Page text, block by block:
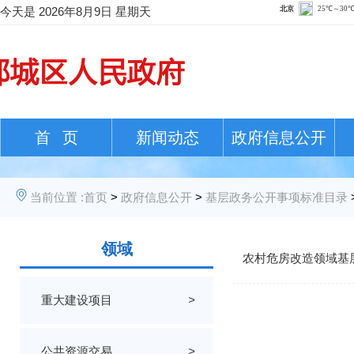
今天是 2026年8月9日 星期天
首 页 新闻动态 政府信息公开
当前位置 :首页 > 政府信息公开 > 基层政务公开事项标准目录
领域
重大建设项目 >
公共资源交易 >
农村危房改造领域基